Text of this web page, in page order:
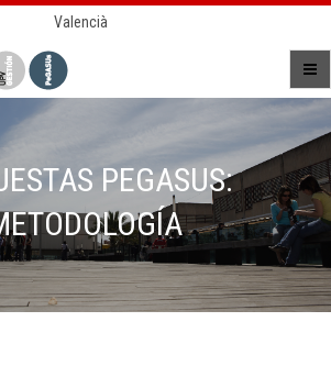
Valencià
PEGASUS: